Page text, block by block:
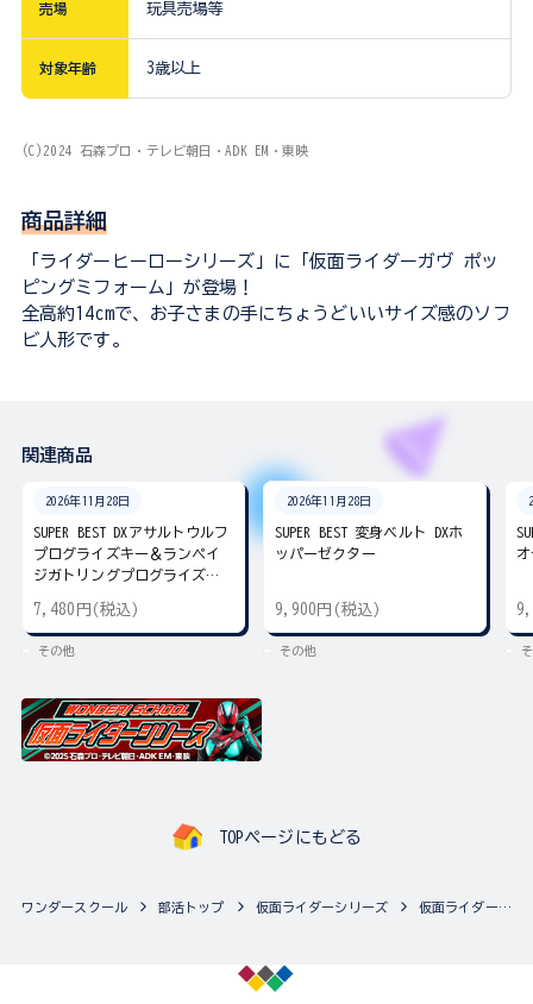
売場 玩具売場等
対象年齢 3歳以上
(C)2024 石森プロ・テレビ朝日・ADK EM・東映
商品詳細
「ライダーヒーローシリーズ」に「仮面ライダーガヴ ポッ
ピングミフォーム」が登場！
全高約14cmで、お子さまの手にちょうどいいサイズ感のソフ
ビ人形です。
関連商品
2026年11月28日
SUPER BEST DXアサルトウルフ
プログライズキー＆ランペイ
ジガトリングプログライズキ
7,480円(税込)
その他
2026年11月28日
SUPER BEST 変身ベルト DXホ
ッパーゼクター
9,900円(税込)
その他
TOPページにもどる
ワンダースクール 部活トップ 仮面ライダーシリーズ 仮面ライダーシリーズの最新商品一覧